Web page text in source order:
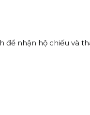
để nhận hộ chiếu và